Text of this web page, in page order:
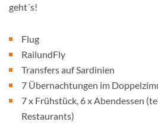
geht´s!
Flug
RailundFly
Transfers auf Sardinien
7 Übernachtungen im
7 x Frühstück, 6 x Abendessen
Restaurants)